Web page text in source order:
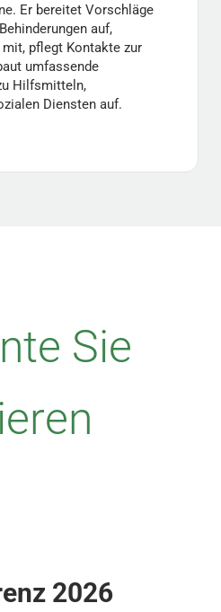
Er bereitet Vorschläge
auf,
pflegt Kontakte zur
umfassende
Hilfsmitteln,
Diensten auf.
Sie
2026